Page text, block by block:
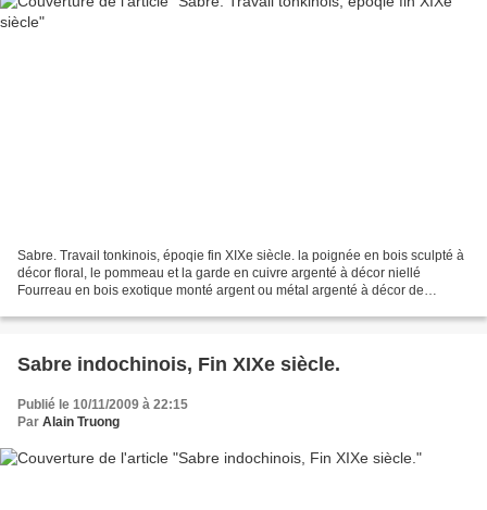
Sabre. Travail tonkinois, époqie fin XIXe siècle. la poignée en bois sculpté à
décor floral, le pommeau et la garde en cuivre argenté à décor niellé
Fourreau en bois exotique monté argent ou métal argenté à décor de
Sabre indochinois, Fin XIXe siècle.
Publié le 10/11/2009 à 22:15
Par Alain Truong